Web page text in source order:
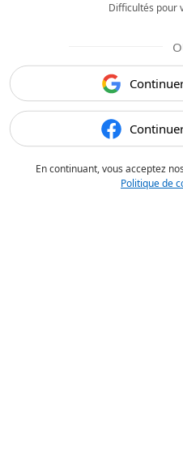
Difficultés pour
En continuant, vous acceptez nos
Politique de